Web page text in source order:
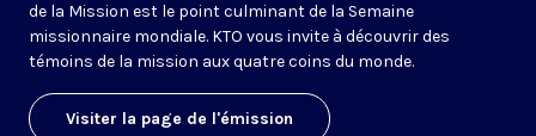
de la Mission est le point culminant de la Semaine
missionnaire mondiale. KTO vous invite à découvrir des
témoins de la mission aux quatre coins du monde.
Visiter la page de l'émission